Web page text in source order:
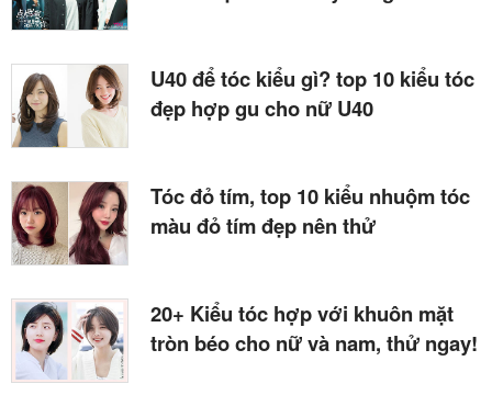
U40 để tóc kiểu gì? top 10 kiểu tóc
đẹp hợp gu cho nữ U40
Tóc đỏ tím, top 10 kiểu nhuộm tóc
màu đỏ tím đẹp nên thử
20+ Kiểu tóc hợp với khuôn mặt
tròn béo cho nữ và nam, thử ngay!